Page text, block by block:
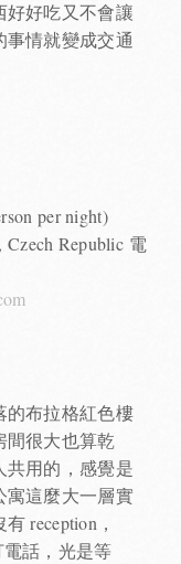
好好吃又不會讓
情就變成交通
per night)
Czech Republic 電
的布拉格紅色樓
間很大也算乾
共用的，感覺是
寓這麼大一層實
reception，
電話，光是等